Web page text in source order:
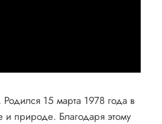
15 марта 1978 года в
и природе. Благодаря этому